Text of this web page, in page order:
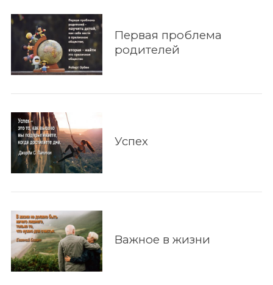
Первая проблема
родителей
Успех
Важное в жизни